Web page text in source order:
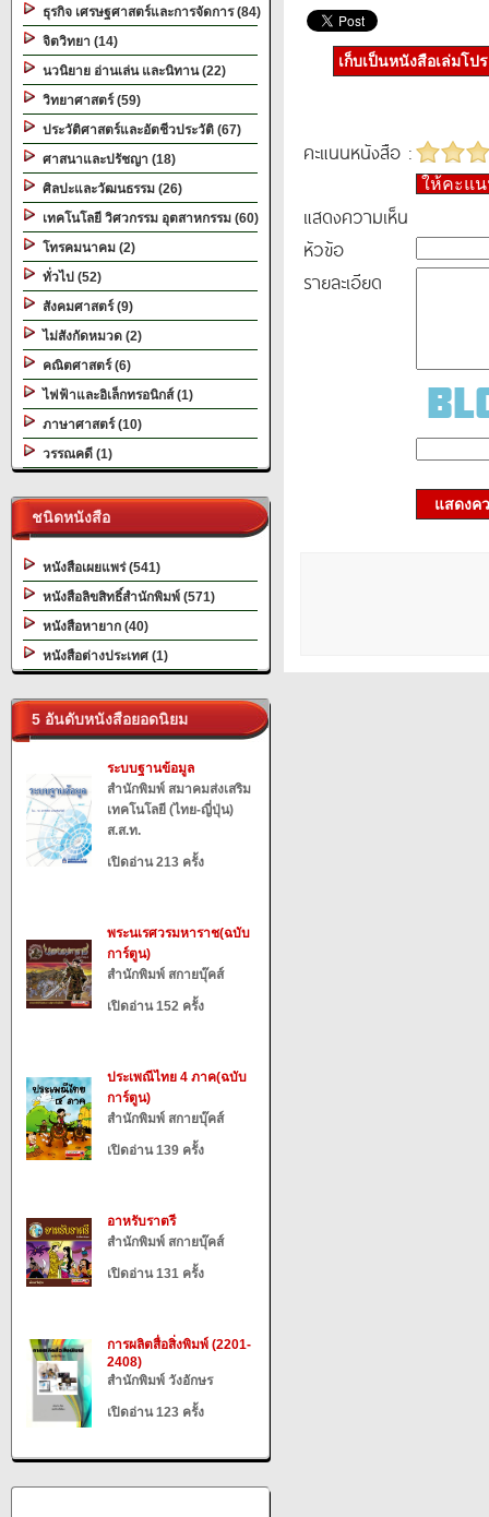
ธุรกิจ เศรษฐศาสตร์และการจัดการ (84)
จิตวิทยา (14)
นวนิยาย อ่านเล่น และนิทาน (22)
วิทยาศาสตร์ (59)
ประวัติศาสตร์และอัตชีวประวัติ (67)
ศาสนาและปรัชญา (18)
ศิลปะและวัฒนธรรม (26)
เทคโนโลยี วิศวกรรม อุตสาหกรรม (60)
โทรคมนาคม (2)
ทั่วไป (52)
สังคมศาสตร์ (9)
ไม่สังกัดหมวด (2)
คณิตศาสตร์ (6)
ไฟฟ้าและอิเล็กทรอนิกส์ (1)
ภาษาศาสตร์ (10)
วรรณคดี (1)
ชนิดหนังสือ
หนังสือเผยแพร่ (541)
หนังสือลิขสิทธิ์สำนักพิมพ์ (571)
หนังสือหายาก (40)
หนังสือต่างประเทศ (1)
5 อันดับหนังสือยอดนิยม
ระบบฐานข้อมูล
สำนักพิมพ์ สมาคมส่งเสริม
เทคโนโลยี (ไทย-ญี่ปุ่น)
ส.ส.ท.
เปิดอ่าน 213 ครั้ง
พระนเรศวรมหาราช(ฉบับ
การ์ตูน)
สำนักพิมพ์ สกายบุ๊คส์
เปิดอ่าน 152 ครั้ง
ประเพณีไทย 4 ภาค(ฉบับ
การ์ตูน)
สำนักพิมพ์ สกายบุ๊คส์
เปิดอ่าน 139 ครั้ง
อาหรับราตรี
สำนักพิมพ์ สกายบุ๊คส์
เปิดอ่าน 131 ครั้ง
การผลิตสื่อสิ่งพิมพ์ (2201-
2408)
สำนักพิมพ์ วังอักษร
เปิดอ่าน 123 ครั้ง
เก็บเป็นหนังสือเล่มโป
คะแนนหนังสือ :
ให้คะแ
แสดงความเห็น
หัวข้อ
รายละเอียด
แสดงค